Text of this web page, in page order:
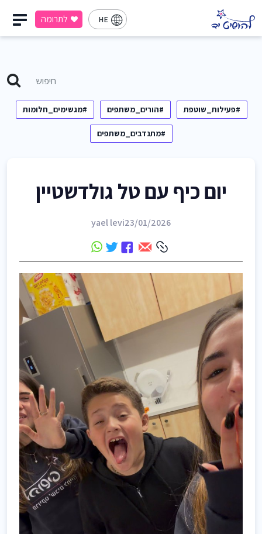
HE לתרומה
#פעילות_שוטפת #הורים_משתפים #מגשימים_חלומות
#מתנדבים_משתפים
יום כיף עם טל גולדשטיין
yael levi23/01/2026